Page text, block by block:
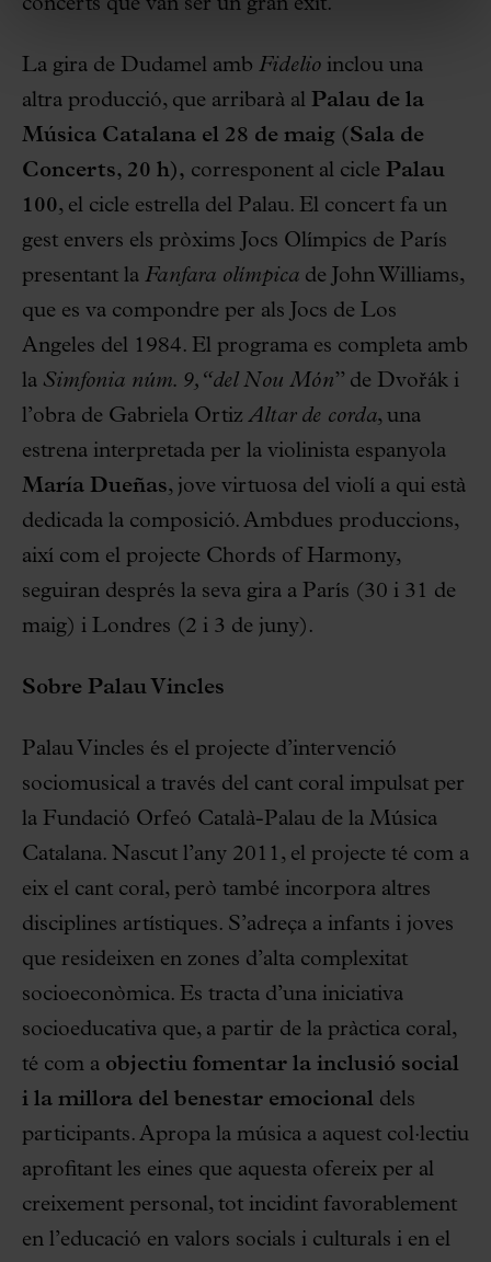
La gira de Dudamel amb Fidelio inclou una
altra producció, que arribarà al Palau de la
Música Catalana el 28 de maig (Sala de
Concerts, 20 h), corresponent al cicle Palau
100, el cicle estrella del Palau. El concert fa un
gest envers els pròxims Jocs Olímpics de París
presentant la Fanfara olímpica de John Williams,
que es va compondre per als Jocs de Los
Angeles del 1984. El programa es completa amb
la Simfonia núm. 9, “del Nou Món” de Dvořák i
l’obra de Gabriela OrtizAltar de corda, una
estrena interpretada per la violinista espanyola
María Dueñas, jove virtuosa del violí a qui està
dedicada la composició. Ambdues produccions,
així com el projecte Chords of Harmony,
seguiran després la seva gira a París (30 i 31 de
maig) i Londres (2 i 3 de juny).
Sobre Palau Vincles
Palau Vincles és el projecte d’intervenció
sociomusical a través del cant coral impulsat per
la Fundació Orfeó Català-Palau de la Música
Catalana. Nascut l’any 2011, el projecte té com a
eix el cant coral, però també incorpora altres
disciplines artístiques. S’adreça a infants i joves
que resideixen en zones d’alta complexitat
socioeconòmica. Es tracta d’una iniciativa
socioeducativa que, a partir de la pràctica coral,
té com a objectiu fomentar la inclusió social
i la millora del benestar emocional dels
participants. Apropa la música a aquest col·lectiu
aprofitant les eines que aquesta ofereix per al
creixement personal, tot incidint favorablement
en l’educació en valors socials i culturals i en el